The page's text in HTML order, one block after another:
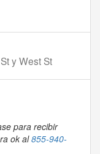
y West St
para recibir
ok al855-940-